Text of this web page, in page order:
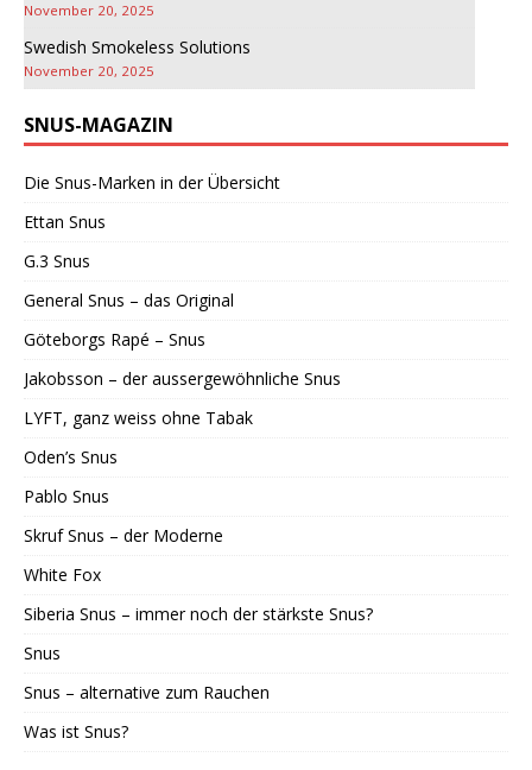
November 20, 2025
Swedish Smokeless Solutions
November 20, 2025
SNUS-MAGAZIN
Die Snus-Marken in der Übersicht
Ettan Snus
G.3 Snus
General Snus – das Original
Göteborgs Rapé – Snus
Jakobsson – der aussergewöhnliche Snus
LYFT, ganz weiss ohne Tabak
Oden’s Snus
Pablo Snus
Skruf Snus – der Moderne
White Fox
Siberia Snus – immer noch der stärkste Snus?
Snus
Snus – alternative zum Rauchen
Was ist Snus?